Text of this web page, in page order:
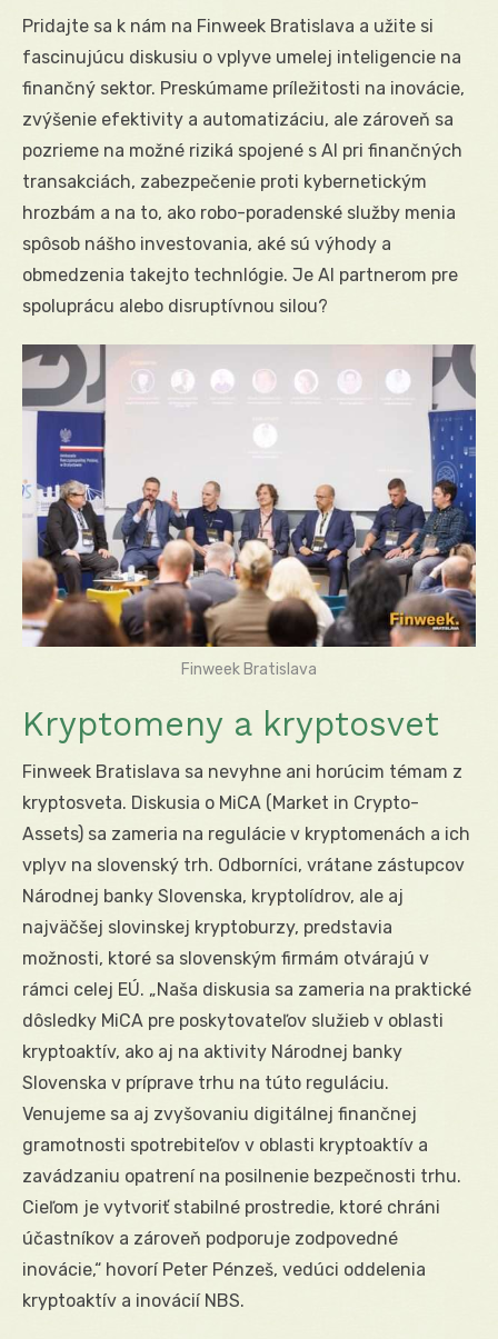
Pridajte sa k nám na Finweek Bratislava a užite si
fascinujúcu diskusiu o vplyve umelej inteligencie na
finančný sektor. Preskúmame príležitosti na inovácie,
zvýšenie efektivity a automatizáciu, ale zároveň sa
pozrieme na možné riziká spojené s AI pri finančných
transakciách, zabezpečenie proti kybernetickým
hrozbám a na to, ako robo-poradenské služby menia
spôsob nášho investovania, aké sú výhody a
obmedzenia takejto technlógie. Je AI partnerom pre
spoluprácu alebo disruptívnou silou?
Finweek Bratislava
Kryptomeny a kryptosvet
Finweek Bratislava sa nevyhne ani horúcim témam z
kryptosveta. Diskusia o MiCA (Market in Crypto-
Assets) sa zameria na regulácie v kryptomenách a ich
vplyv na slovenský trh. Odborníci, vrátane zástupcov
Národnej banky Slovenska, kryptolídrov, ale aj
najväčšej slovinskej kryptoburzy, predstavia
možnosti, ktoré sa slovenským firmám otvárajú v
rámci celej EÚ. „Naša diskusia sa zameria na praktické
dôsledky MiCA pre poskytovateľov služieb v oblasti
kryptoaktív, ako aj na aktivity Národnej banky
Slovenska v príprave trhu na túto reguláciu.
Venujeme sa aj zvyšovaniu digitálnej finančnej
gramotnosti spotrebiteľov v oblasti kryptoaktív a
zavádzaniu opatrení na posilnenie bezpečnosti trhu.
Cieľom je vytvoriť stabilné prostredie, ktoré chráni
účastníkov a zároveň podporuje zodpovedné
inovácie,“ hovorí Peter Pénzeš, vedúci oddelenia
kryptoaktív a inovácií NBS.